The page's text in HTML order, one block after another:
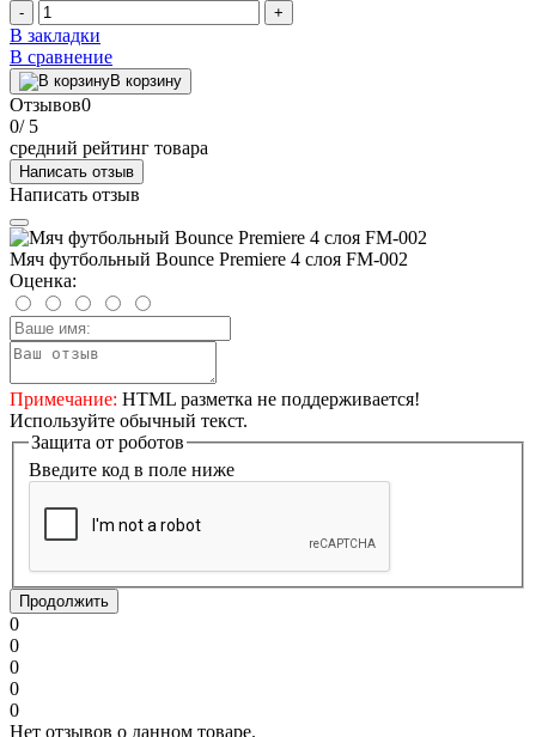
- +
В закладки
В сравнение
В корзину
Отзывов0
0/ 5
средний рейтинг товара
Написать отзыв
Написать отзыв
Мяч футбольный Bounce Premiere 4 слоя FM-002
Оценка:
Примечание: HTML разметка не поддерживается!
Используйте обычный текст.
Защита от роботов
Введите код в поле ниже
Продолжить
0
0
0
0
0
Нет отзывов о данном товаре.